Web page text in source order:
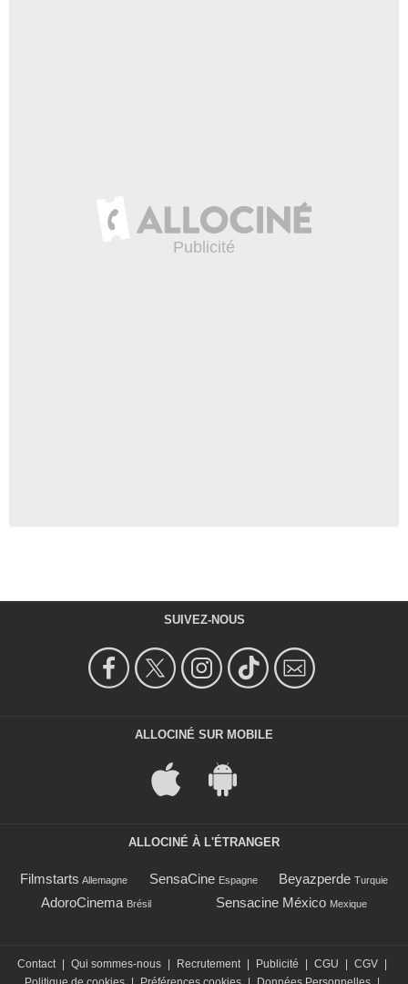
SUIVEZ-NOUS
ALLOCINÉ SUR MOBILE
ALLOCINÉ À L'ÉTRANGER
Filmstarts Allemagne SensaCine Espagne Beyazperde Turquie
AdoroCinema Brésil Sensacine México Mexique
Contact | Qui sommes-nous | Recrutement | Publicité | CGU | CGV |